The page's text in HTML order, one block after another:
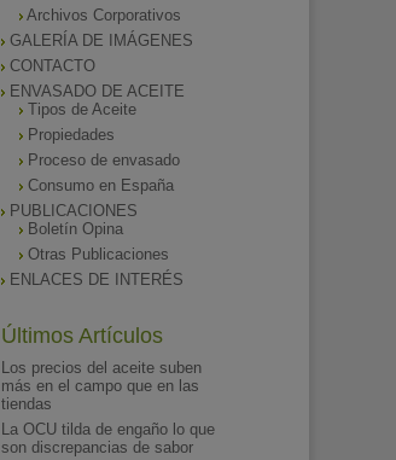
Archivos Corporativos
GALERÍA DE IMÁGENES
CONTACTO
ENVASADO DE ACEITE
Tipos de Aceite
Propiedades
Proceso de envasado
Consumo en España
PUBLICACIONES
Boletín Opina
Otras Publicaciones
ENLACES DE INTERÉS
Últimos Artículos
Los precios del aceite suben
más en el campo que en las
tiendas
La OCU tilda de engaño lo que
son discrepancias de sabor